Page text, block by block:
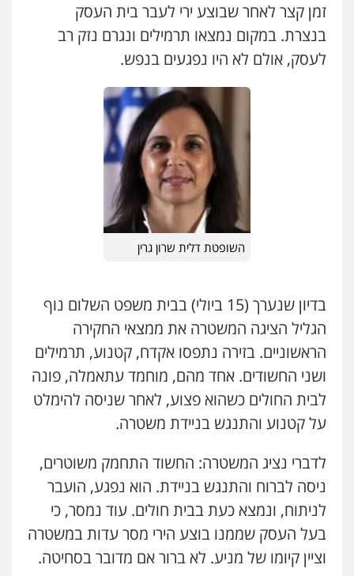
עו"ד זקי אלעברה
פלילי פשיעה חמורה עורכי דין לענייני אסירים
0559600005
עו"ד עינב יתח
פשיעה חמורה עורכי דין לענייני
אסירים צבאי
0546364651
עו"ד עמית שלף
פלילי פשיעה חמורה עורכי דין לענייני
אסירים סמים
0542068898
פלילי מעצרים וחקירות פשיעה חמורה
נוער רישום פלילי
0522763105
רעות כהן – משרד עורכי דין
פלילי צווארון לבן מעצרים
וחקירות
0506277425
עו"ד מאור שגב
פלילי פשיעה חמורה מעצרים וחקירות
0546680127
עו"ד נעם שביט
פלילי פשיעה חמורה מיסים הלבנת הון
זמן קצר לאחר שבוצע ירי לעבר בית העסק
בנצרת. במקום נמצאו תרמילים ונגרם נזק רב
לעסק, אולם לא היו נפגעים בנפש.
השופטת דלית שרון גרין
בדיון שנערך (15 ביולי) בבית משפט השלום נוף
הגליל הציגה המשטרה את ממצאי החקירה
הראשוניים. בזירה נתפסו אקדח, קטנוע, תרמילים
ושני החשודים. אחד מהם, מוחמד עתאמלה, פונה
לבית החולים כשהוא פצוע, לאחר שניסה להימלט
על קטנוע והתנגש בניידת משטרה.
לדברי נציג המשטרה: החשוד התחמק משוטרים,
ניסה לברוח והתנגש בניידת. הוא נפגע, הועבר
לניתוח, ונמצא כעת בבית חולים. עוד נמסר, כי
בעל העסק שממנו בוצע הירי מסר עדות במשטרה
וציין קיומו של מניע. לא ברור אם מדובר בסחיטה.
גיא זהבי משרד עורכי דין
פלילי משפחה
503456449
עו"ד איהאב ג'לג'ולי
פלילי מעצרים וחקירות עורכי דין לענייני
אסירים
0505216700
עו"ד שלומי שרון
פלילי צבאי מעצרים וחקירות
עו"ד אלון קריטי
מעצרים
0525544654
עו"ד אייל בסרגליק
פלילי כלכלי צווארון לבן עורכי דין לענייני
0528488515
פלילי פשיעה חמורה מעצרים וחקירות
קטינים
0538788878